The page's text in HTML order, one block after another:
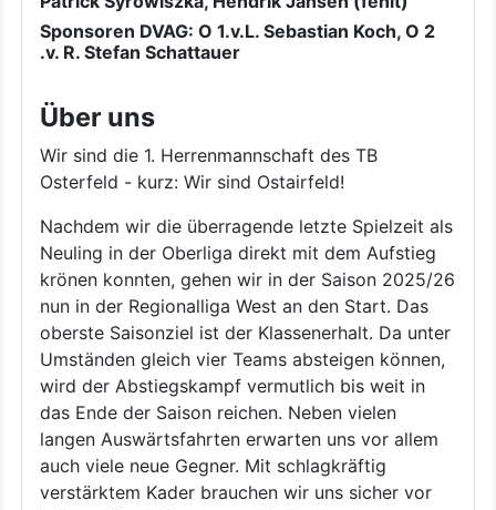
Sponsoren DVAG: O 1.v.L. Sebastian Koch, O 2
.v. R. Stefan Schattauer
Über uns
Wir sind die 1. Herrenmannschaft des TB
Osterfeld - kurz: Wir sind Ostairfeld!
Nachdem wir die überragende letzte Spielzeit als
Neuling in der Oberliga direkt mit dem Aufstieg
krönen konnten, gehen wir in der Saison 2025/26
nun in der Regionalliga West an den Start. Das
oberste Saisonziel ist der Klassenerhalt. Da unter
Umständen gleich vier Teams absteigen können,
wird der Abstiegskampf vermutlich bis weit in
das Ende der Saison reichen. Neben vielen
langen Auswärtsfahrten erwarten uns vor allem
auch viele neue Gegner. Mit schlagkräftig
verstärktem Kader brauchen wir uns sicher vor